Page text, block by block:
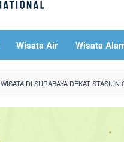
Wisata Air Wisata
WISATA DI SURABAYA DEKAT STASIUN